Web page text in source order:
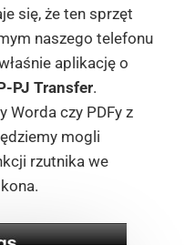
się, że ten sprzęt
naszego telefonu
aplikację o
PJ Transfer.
Worda czy PDFy z
mogli
rzutnika we